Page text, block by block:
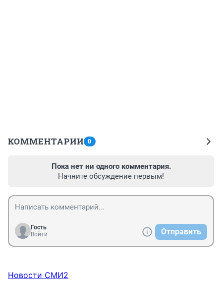
КОММЕНТАРИИ 0
Пока нет ни одного комментария.
Начните обсуждение первым!
Гость
Войти
Отправить
Новости СМИ2